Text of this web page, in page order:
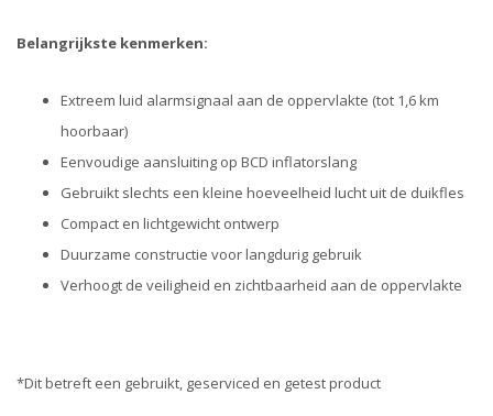
Belangrijkste kenmerken:
Extreem luid alarmsignaal aan de oppervlakte (tot 1,6 km
hoorbaar)
Eenvoudige aansluiting op BCD inflatorslang
Gebruikt slechts een kleine hoeveelheid lucht uit de duikfles
Compact en lichtgewicht ontwerp
Duurzame constructie voor langdurig gebruik
Verhoogt de veiligheid en zichtbaarheid aan de oppervlakte
*Dit betreft een gebruikt, geserviced en getest product